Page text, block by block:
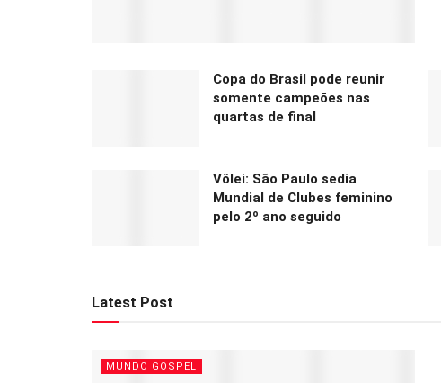
Copa do Brasil pode reunir
somente campeões nas
quartas de final
Vôlei: São Paulo sedia
Mundial de Clubes feminino
pelo 2º ano seguido
Latest Post
MUNDO GOSPEL